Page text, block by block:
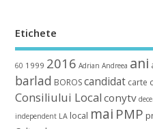
Etichete
60 1999 2016 Adrian Andreea ani
barlad BOROScandidat carte
Consiliului Local conytv
independent LA local mai PMP